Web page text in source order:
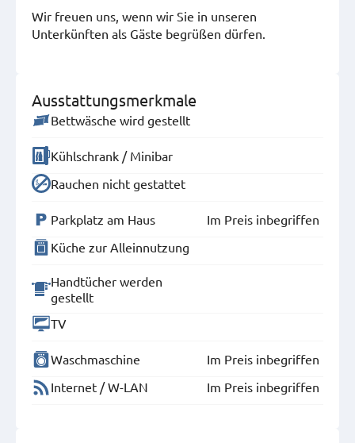
Wir freuen uns, wenn wir Sie in unseren
Unterkünften als Gäste begrüßen dürfen.
Ausstattungsmerkmale
Bettwäsche wird gestellt
Kühlschrank / Minibar
Rauchen nicht gestattet
Parkplatz am Haus
Im Preis inbegriffen
Küche zur Alleinnutzung
Handtücher werden
gestellt
TV
Waschmaschine
Im Preis inbegriffen
Internet / W-LAN
Im Preis inbegriffen